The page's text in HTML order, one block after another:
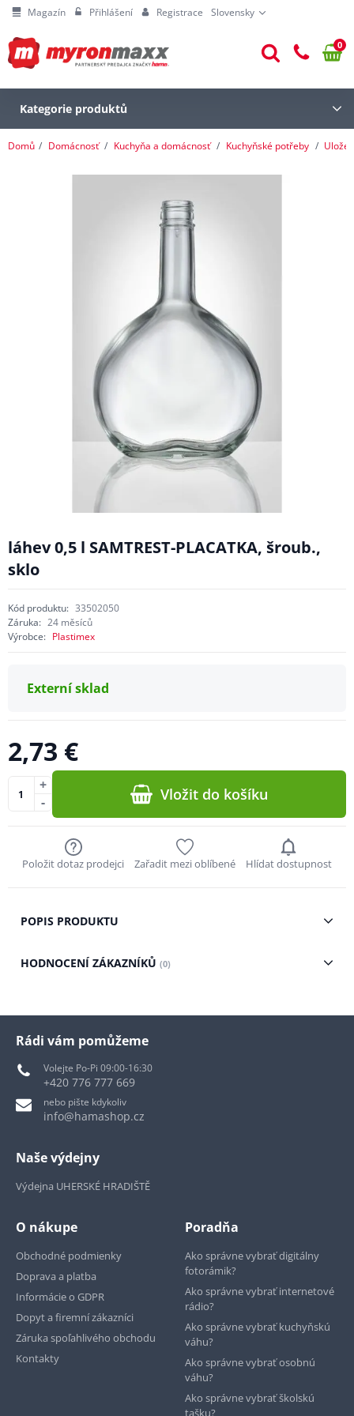
Magazín Přihlášení Registrace Slovensky
0
Kategorie produktů
Domů Domácnosť Kuchyňa a domácnosť Kuchyňské potřeby
láhev 0,5 l SAMTREST-PLACATKA, šroub.,
sklo
Kód produktu: 33502050
Záruka: 24 měsíců
Výrobce: Plastimex
Externí sklad
2,73 €
-
+ Vložit do košíku
Položit dotaz prodejci Zařadit mezi oblíbené Hlídat dostupnost
POPIS PRODUKTU
HODNOCENÍ ZÁKAZNÍKŮ (0)
Rádi vám pomůžeme
Volejte Po-Pi 09:00-16:30
+420 776 777 669
nebo pište kdykoliv
info@hamashop.cz
Naše výdejny
Výdejna UHERSKÉ HRADIŠTĚ
O nákupe
Obchodné podmienky
Doprava a platba
Informácie o GDPR
Dopyt a firemní zákazníci
Záruka spoľahlivého obchodu
Kontakty
Poradňa
Ako správne vybrať digitálny
fotorámik?
Ako správne vybrať internetové
rádio?
Ako správne vybrať kuchyňskú
váhu?
Ako správne vybrať osobnú
váhu?
Ako správne vybrať školskú
tašku?